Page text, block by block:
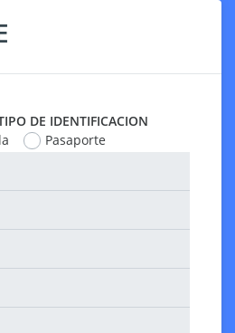
DE IDENTIFICACION
Pasaporte